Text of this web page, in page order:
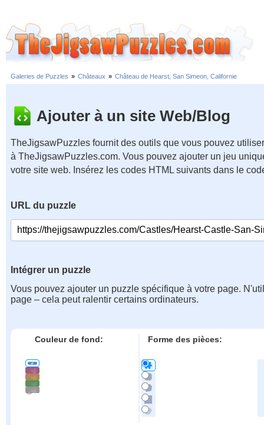
Galeries de Puzzles » Châteaux » Château de Hearst, San Simeon, Californie
Ajouter à un site Web/Blog
TheJigsawPuzzles fournit des outils que vous pouvez
à TheJigsawPuzzles.com. Vous pouvez ajouter un jeu
votre site web. Insérez les codes HTML suivants dans le
URL du puzzle
Intégrer un puzzle
Vous pouvez ajouter un puzzle spécifique à votre page.
page – cela peut ralentir certains ordinateurs.
Couleur de fond: Forme des pièces: